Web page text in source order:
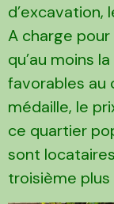
d’excavation,
A charge
qu’au moins
favorables au
médaille, le
ce quartier
sont
troisième plus